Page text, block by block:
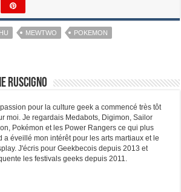
MEWTWO
POKEMON
Ruscigno
pour la culture geek a commencé très tôt
moi. Je regardais Medabots, Digimon, Sailor
Pokémon et les Power Rangers ce qui plus
a éveillé mon intérêt pour les arts martiaux et le
J'écris pour Geekbecois depuis 2013 et
les festivals geeks depuis 2011.